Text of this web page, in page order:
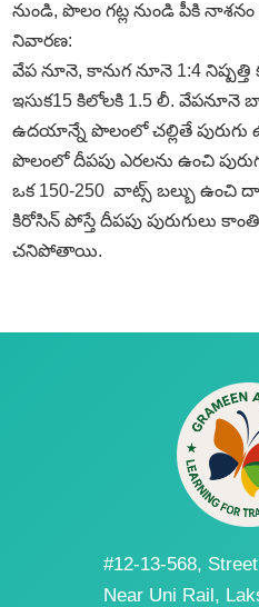
నుండి, పొలం గట్ల నుండి పీకి
నివారణ:
వేప నూనె, కానుగ నూనె 1:4
ఇసుక15 కిలోలకి 1.5 లీ. వేపనూనె
ఉదయాన్నే పొలంలో చల్లితే పురుగు
పొలంలో దీపపు ఎరలను ఉంచి
ఒక 150-250 వాట్స్‌ బల్బు ఉంచి
కిరోసిన్‌ పోస్తే దీపపు పురుగులు
చనిపోతాయి.
#12-13-568,
Near Uni Rail,